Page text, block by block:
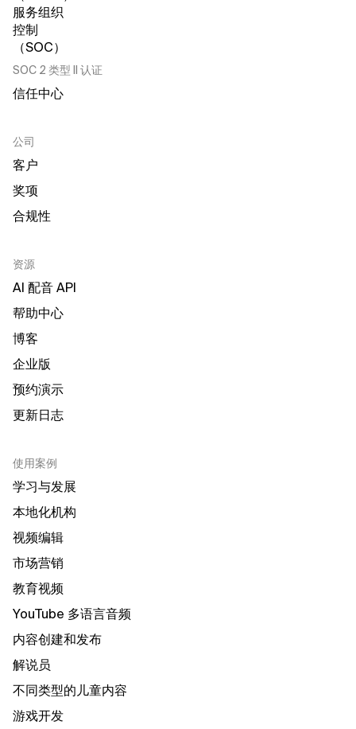
SOC 2 类型 II 认证
信任中心
公司
客户
奖项
合规性
资源
AI 配音 API
帮助中心
博客
企业版
预约演示
更新日志
使用案例
学习与发展
本地化机构
视频编辑
市场营销
教育视频
YouTube 多语言音频
内容创建和发布
解说员
不同类型的儿童内容
游戏开发